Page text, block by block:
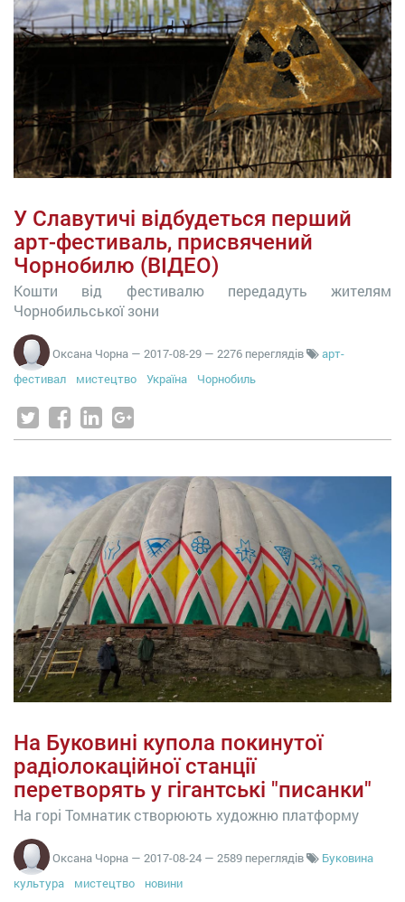
У Славутичі відбудеться перший
арт-фестиваль, присвячений
Чорнобилю (ВІДЕО)
Кошти від фестивалю передадуть жителям
Чорнобильської зони
Оксана Чорна — 2017-08-29 — 2276 переглядів
арт-
фестивал
мистецтво Україна Чорнобиль
На Буковині купола покинутої
радіолокаційної станції
перетворять у гігантські "писанки"
На горі Томнатик створюють художню платформу
Оксана Чорна — 2017-08-24 — 2589 переглядів
Буковина
культура
мистецтво новини